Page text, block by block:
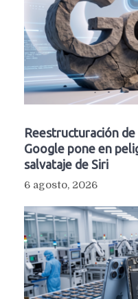
Reestructuración
Google pone en
salvataje de Siri
6 agosto, 2026